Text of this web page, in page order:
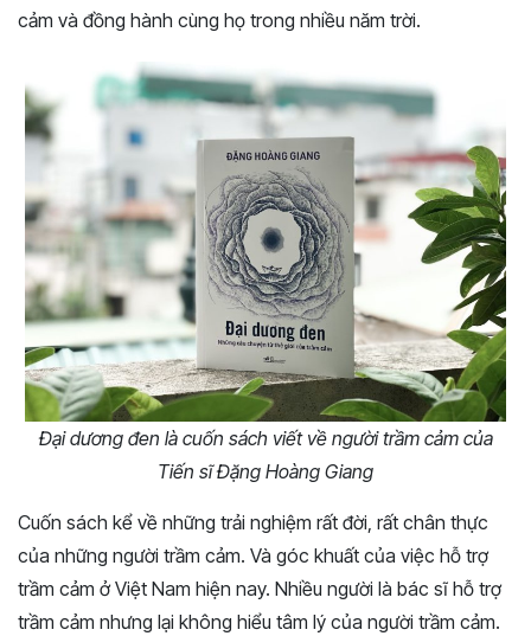
cảm và đồng hành cùng họ trong nhiều năm trời.
Đại dương đen là cuốn sách viết về người trầm cảm của
Tiến sĩ Đặng Hoàng Giang
Cuốn sách kể về những trải nghiệm rất đời, rất chân thực
của những người trầm cảm. Và góc khuất của việc hỗ trợ
trầm cảm ở Việt Nam hiện nay. Nhiều người là bác sĩ hỗ trợ
trầm cảm nhưng lại không hiểu tâm lý của người trầm cảm.